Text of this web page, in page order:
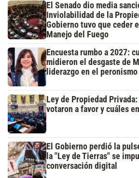
El Senado dio media
Inviolabilidad de la
Gobierno tuvo que ceder
Manejo del Fuego
Encuesta rumbo a 2027:
midieron el desgaste de
liderazgo en el peronismo
Ley de Propiedad
votaron a favor y cuáles
El Gobierno perdió la
la "Ley de Tierras" se
conversación digital